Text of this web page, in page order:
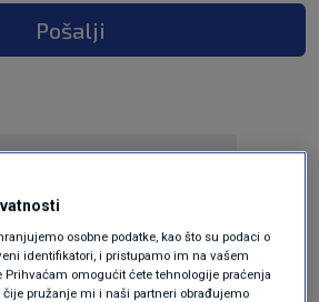
Pošalji
Oglas
osobne podatke, kao što su podaci o
identifikatori, i pristupamo im na vašem
Prihvaćam omogućit ćete tehnologije praćenja
pružanje mi i naši partneri obrađujemo